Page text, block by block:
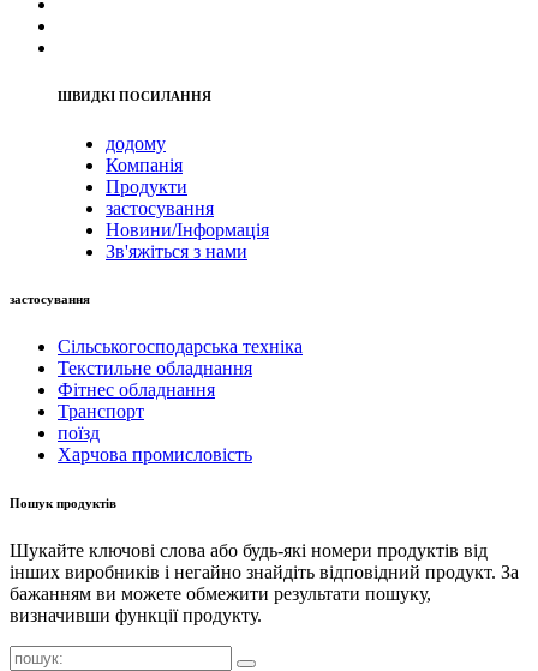
ШВИДКІ ПОСИЛАННЯ
додому
Компанія
Продукти
застосування
Новини/Інформація
Зв'яжіться з нами
застосування
Сільськогосподарська техніка
Текстильне обладнання
Фітнес обладнання
Транспорт
поїзд
Харчова промисловість
Пошук продуктів
Шукайте ключові слова або будь-які номери продуктів від
інших виробників і негайно знайдіть відповідний продукт. За
бажанням ви можете обмежити результати пошуку,
визначивши функції продукту.